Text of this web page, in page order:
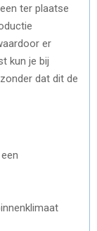
ter plaatse
er
kun je bij
dat dit de